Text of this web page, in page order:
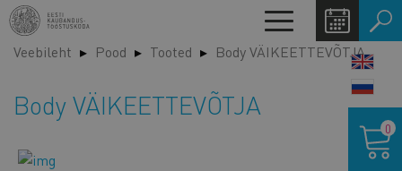
Liigu
edasi
põhisisu
Toggle
navigation
Veebileht Pood Tooted Body VÄIKEETTEVÕTJA
Body VÄIKEETTEVÕTJA
0